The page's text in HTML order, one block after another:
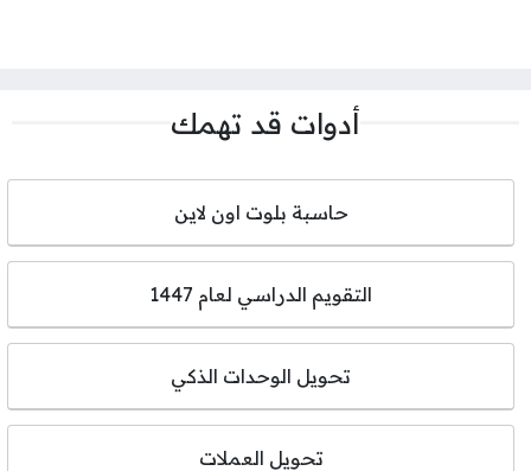
أدوات قد تهمك
حاسبة بلوت اون لاين
التقويم الدراسي لعام 1447
تحويل الوحدات الذكي
تحويل العملات